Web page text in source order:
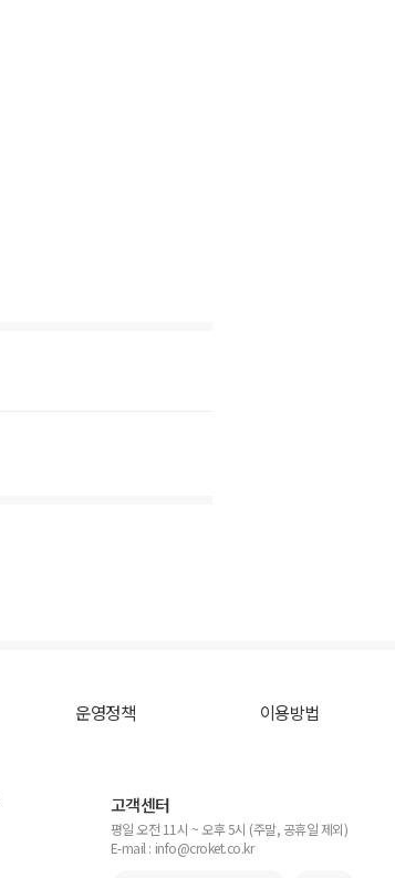
운영정책 이용방법
고객센터
평일 오전 11시 ~ 오후 5시 (주말, 공휴일 제외)
E-mail : info@croket.co.kr